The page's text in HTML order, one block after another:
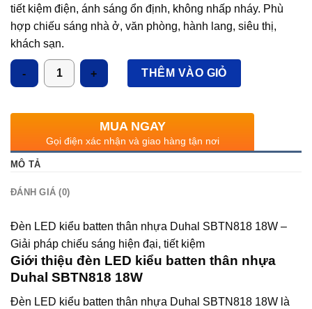
tiết kiệm điện, ánh sáng ổn định, không nhấp nháy. Phù
hợp chiếu sáng nhà ở, văn phòng, hành lang, siêu thị,
khách sạn.
Số lượng
THÊM VÀO GIỎ
MUA NGAY
Gọi điện xác nhận và giao hàng tận nơi
MÔ TẢ
ĐÁNH GIÁ (0)
Đèn LED kiểu batten thân nhựa Duhal SBTN818 18W –
Giải pháp chiếu sáng hiện đại, tiết kiệm
Giới thiệu đèn LED kiểu batten thân nhựa
Duhal SBTN818 18W
Đèn LED kiểu batten thân nhựa Duhal SBTN818 18W là